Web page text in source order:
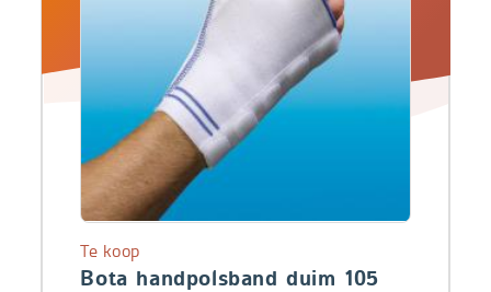
Bota handpolsband duim 105
Te koop